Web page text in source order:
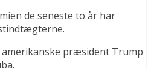
de seneste to år har
amerikanske præsident Trump